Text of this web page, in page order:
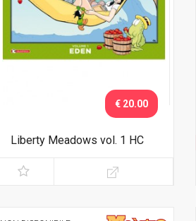
Liberty Meadows vol. 1 HC
€ 20.00